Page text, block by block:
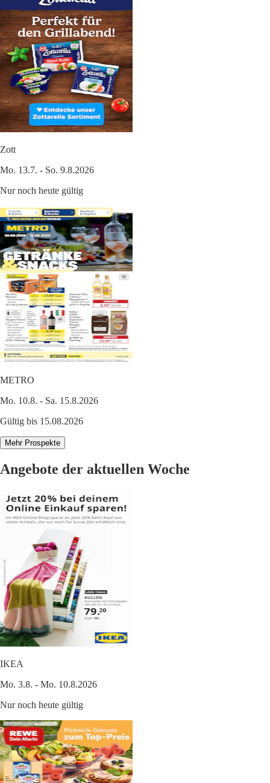
Zott
Mo. 13.7. - So. 9.8.2026
Nur noch heute gültig
METRO
Mo. 10.8. - Sa. 15.8.2026
Gültig bis 15.08.2026
Mehr Prospekte
Angebote der aktuellen Woche
IKEA
Mo. 3.8. - Mo. 10.8.2026
Nur noch heute gültig